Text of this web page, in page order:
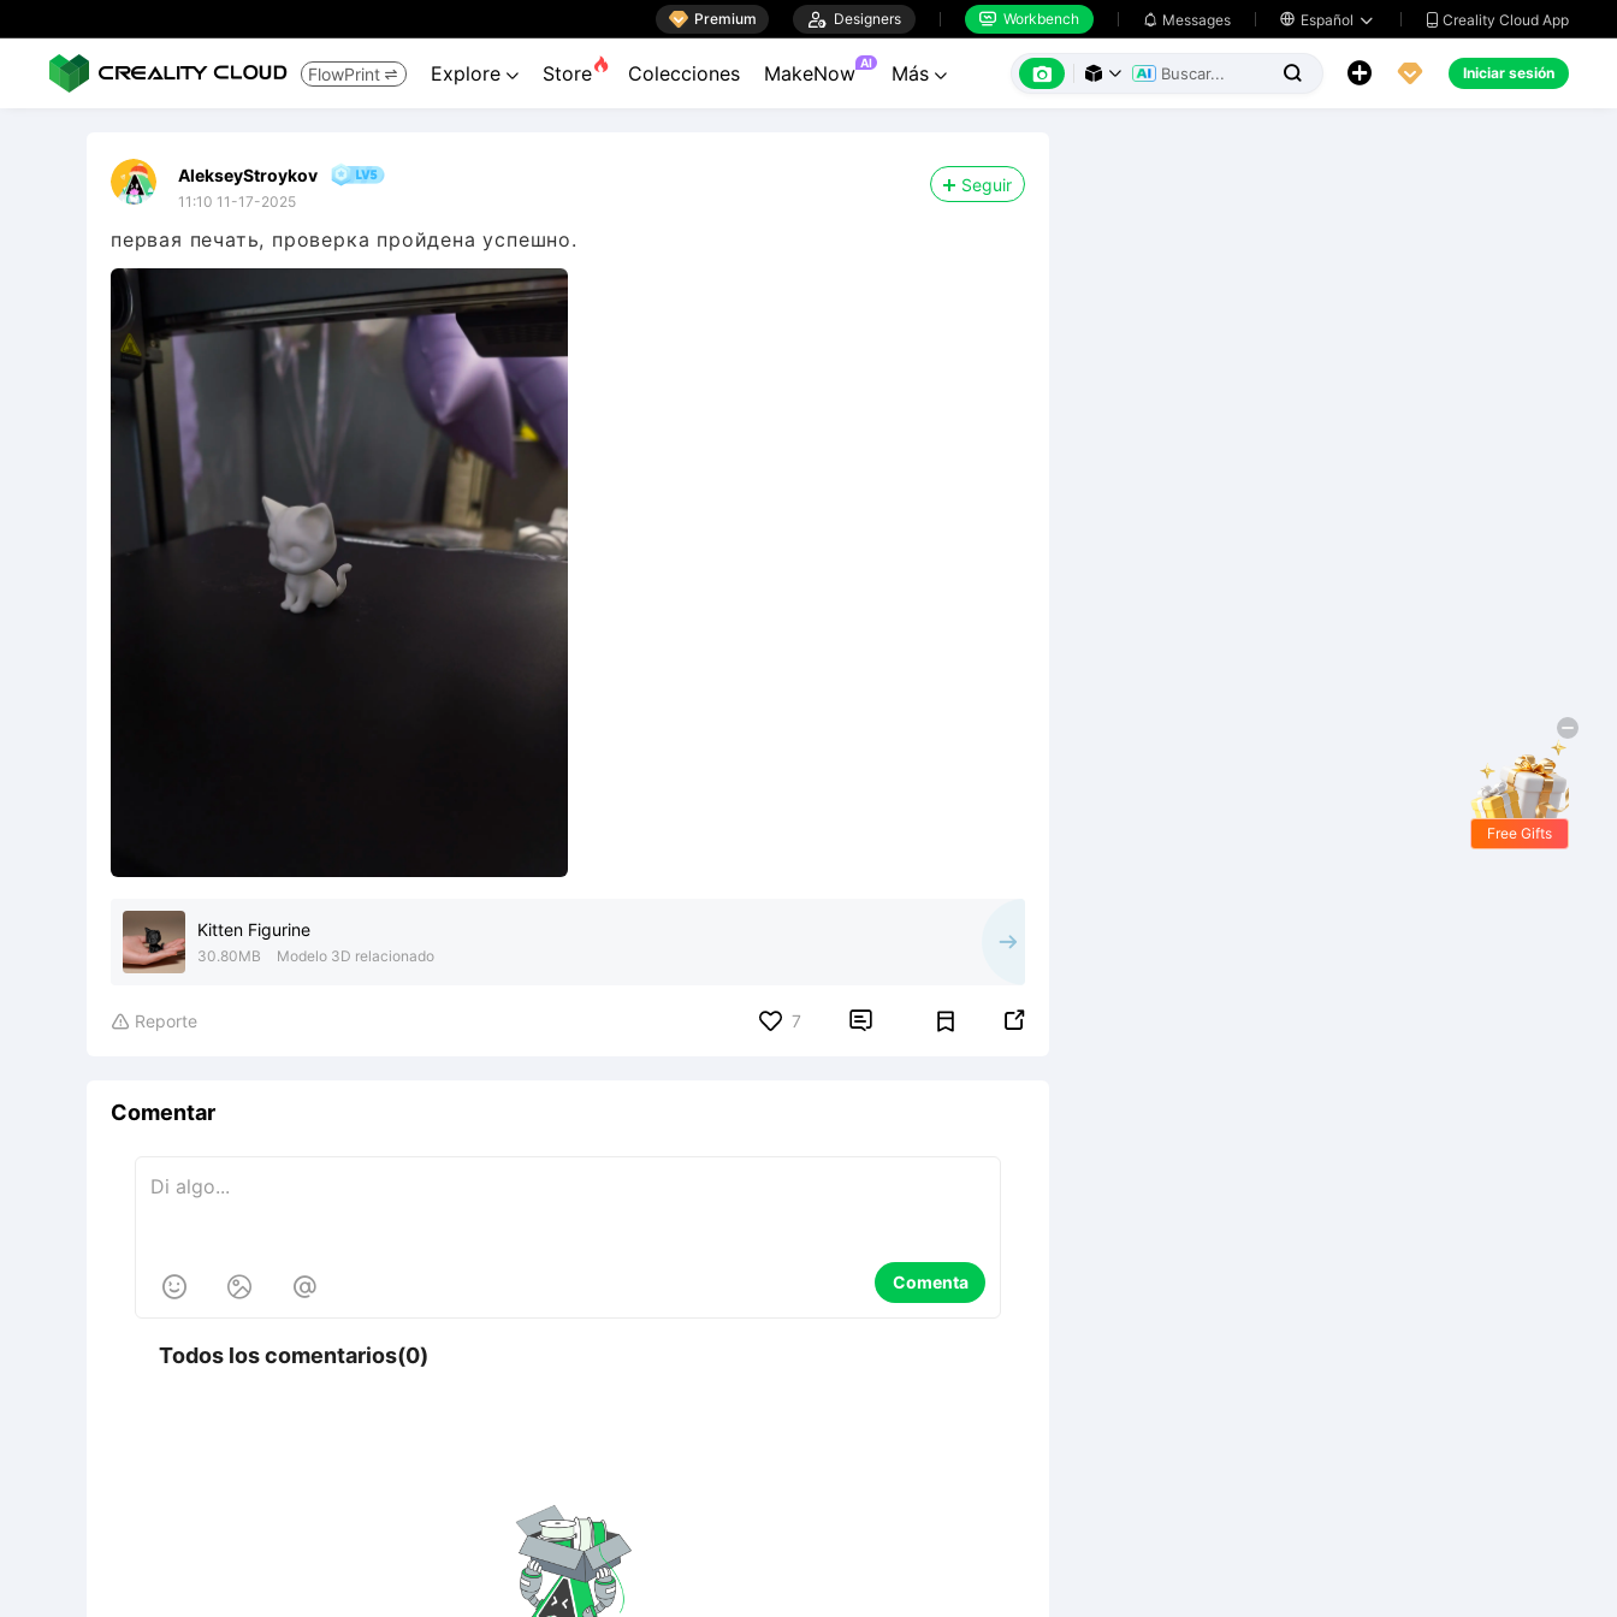
 Premium  Designers  Workbench  Messages  Español   Creality Cloud App
FlowPrint  Explore  Store Colecciones MakeNow AI Más        Iniciar sesión
AlekseyStroykov
11:10 11-17-2025
Seguir
первая печать, проверка пройдена успешно.
Kitten Figurine
30.80MB Modelo 3D relacionado
 Reporte 7  
Comentar
   Comenta
Todos los comentarios(0)
Free Gifts